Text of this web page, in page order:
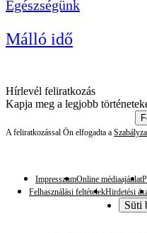
Egészségünk
Málló idő
Hírlevél feliratkozás
Kapja meg a legjobb
A feliratkozással Ön elfogadta a
ImpresszumOnline médiaajánlat
Felhasználási feltételekHirdetési
Süti